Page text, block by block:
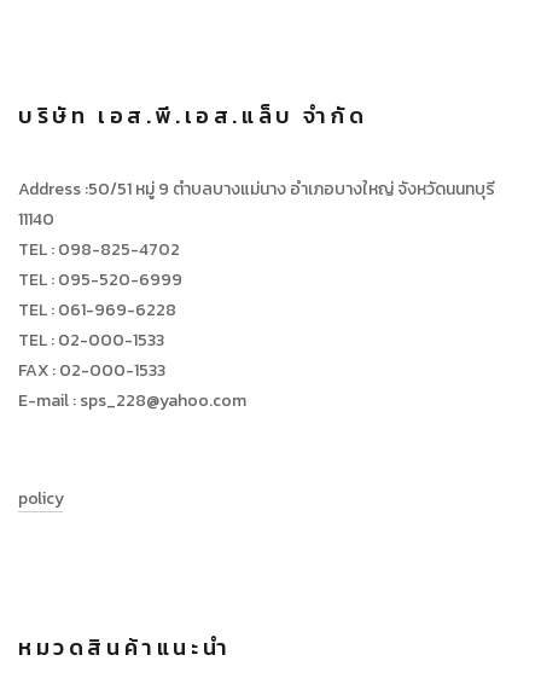
บริษัท เอส.พี.เอส.แล็บ จำกัด
Address :50/51 หมู่ 9 ตำบลบางแม่นาง อำเภอบางใหญ่ จังหวัดนนทบุรี
11140
TEL : 098-825-4702
TEL : 095-520-6999
TEL : 061-969-6228
TEL : 02-000-1533
FAX : 02-000-1533
E-mail : sps_228@yahoo.com
policy
หมวดสินค้าแนะนำ